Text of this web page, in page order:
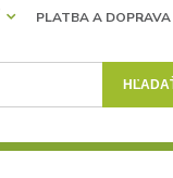
PLATBA A DOPRAVA